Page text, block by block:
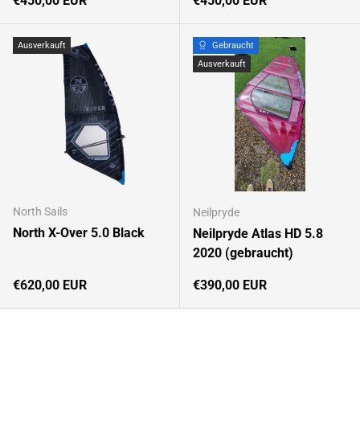
Ausverkauft
North Sails
North X-Over 5.0 Black
Normaler Preis
€620,00 EUR
Gebraucht
Ausverkauft
Neilpryde
Neilpryde Atlas HD 5.8
2020 (gebraucht)
Normaler Preis
€390,00 EUR